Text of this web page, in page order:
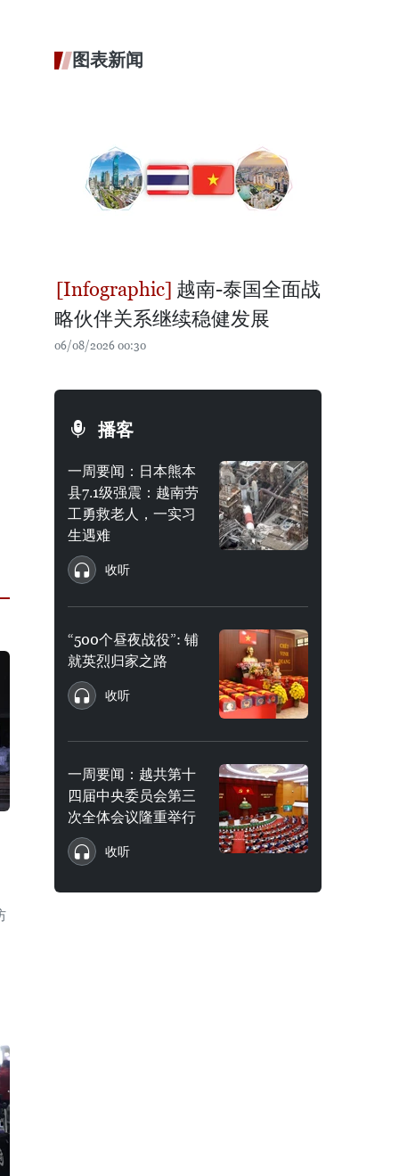
图表新闻
越南-泰国全面战
略伙伴关系继续稳健发展
06/08/2026 00:30
播客
一周要闻：日本熊本
县7.1级强震：越南劳
工勇救老人，一实习
生遇难
收听
“500个昼夜战役”: 铺
就英烈归家之路
收听
一周要闻：越共第十
四届中央委员会第三
次全体会议隆重举行
收听